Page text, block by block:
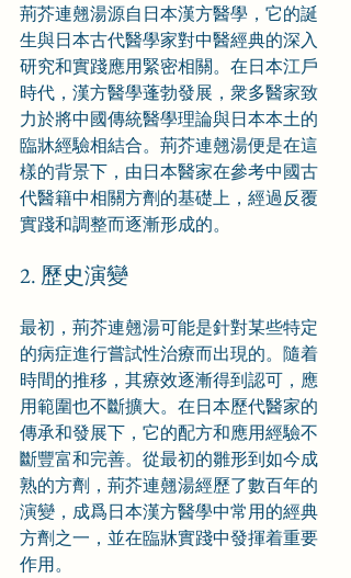
荊芥連翹湯源自日本漢方醫學，它的誕
生與日本古代醫學家對中醫經典的深入
研究和實踐應用緊密相關。在日本江戶
時代，漢方醫學蓬勃發展，衆多醫家致
力於將中國傳統醫學理論與日本本土的
臨牀經驗相結合。荊芥連翹湯便是在這
樣的背景下，由日本醫家在參考中國古
代醫籍中相關方劑的基礎上，經過反覆
實踐和調整而逐漸形成的。
2. 歷史演變
最初，荊芥連翹湯可能是針對某些特定
的病症進行嘗試性治療而出現的。隨着
時間的推移，其療效逐漸得到認可，應
用範圍也不斷擴大。在日本歷代醫家的
傳承和發展下，它的配方和應用經驗不
斷豐富和完善。從最初的雛形到如今成
熟的方劑，荊芥連翹湯經歷了數百年的
演變，成爲日本漢方醫學中常用的經典
方劑之一，並在臨牀實踐中發揮着重要
作用。